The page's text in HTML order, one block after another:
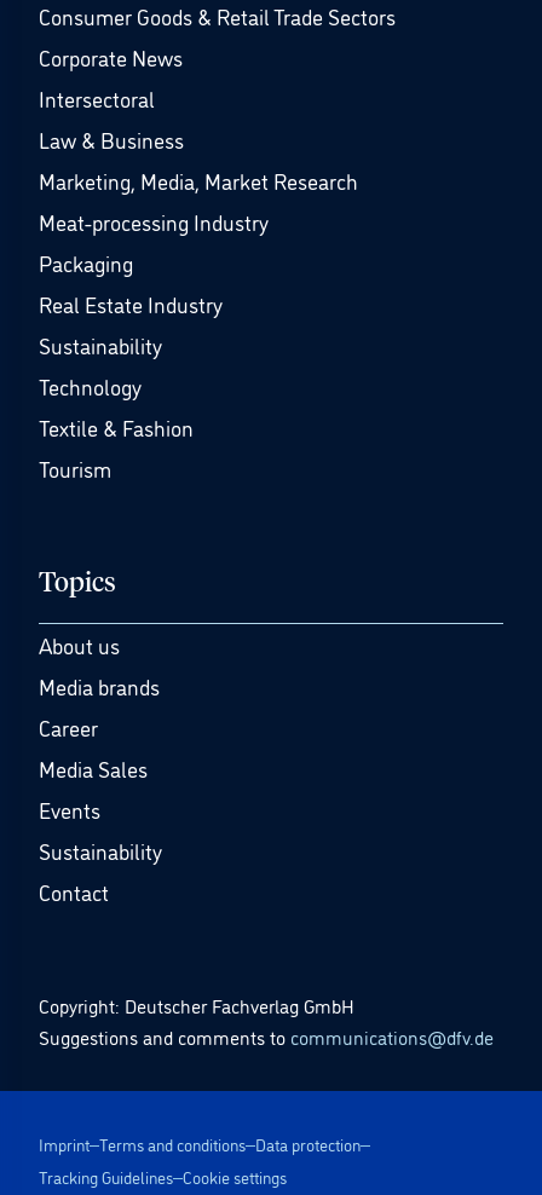
Consumer Goods & Retail Trade Sectors
Corporate News
Intersectoral
Law & Business
Marketing, Media, Market Research
Meat-processing Industry
Packaging
Real Estate Industry
Sustainability
Technology
Textile & Fashion
Tourism
Topics
About us
Media brands
Career
Media Sales
Events
Sustainability
Contact
Copyright: Deutscher Fachverlag GmbH
Suggestions and comments to communications@dfv.de
Imprint Terms and conditions Data protection
Tracking Guidelines Cookie settings